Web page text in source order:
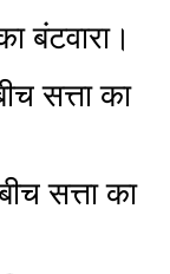
बंटवारा।
सत्ता का
सत्ता का